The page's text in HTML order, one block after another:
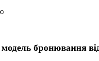
бронювання